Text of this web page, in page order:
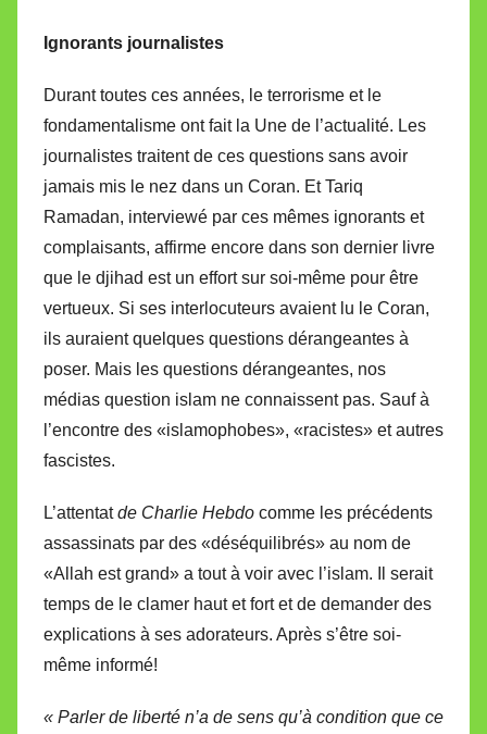
Ignorants journalistes
Durant toutes ces années, le terrorisme et le
fondamentalisme ont fait la Une de l’actualité. Les
journalistes traitent de ces questions sans avoir
jamais mis le nez dans un Coran. Et Tariq
Ramadan, interviewé par ces mêmes ignorants et
complaisants, affirme encore dans son dernier livre
que le djihad est un effort sur soi-même pour être
vertueux. Si ses interlocuteurs avaient lu le Coran,
ils auraient quelques questions dérangeantes à
poser. Mais les questions dérangeantes, nos
médias question islam ne connaissent pas. Sauf à
l’encontre des «islamophobes», «racistes» et autres
fascistes.
L’attentatde Charlie Hebdo comme les précédents
assassinats par des «déséquilibrés» au nom de
«Allah est grand» a tout à voir avec l’islam. Il serait
temps de le clamer haut et fort et de demander des
explications à ses adorateurs. Après s’être soi-
même informé!
« Parler de liberté n’a de sens qu’à condition que ce